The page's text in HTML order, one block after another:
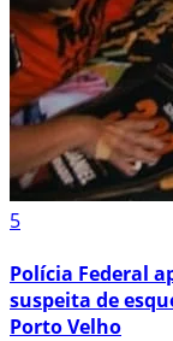
5
Polícia Federal
suspeita de
Porto Velho